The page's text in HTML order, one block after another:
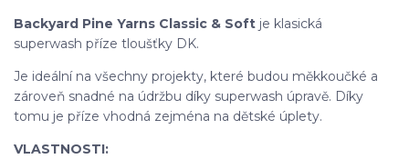
Backyard Pine Yarns Classic & Soft je klasická
superwash příze tloušťky DK.
Je ideální na všechny projekty, které budou měkkoučké a
zároveň snadné na údržbu díky superwash úpravě. Díky
tomu je příze vhodná zejména na dětské úplety.
VLASTNOSTI: